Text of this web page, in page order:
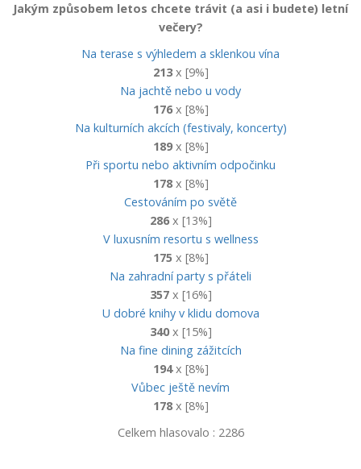
Jakým způsobem letos chcete trávit (a asi i budete) letní
večery?
Na terase s výhledem a sklenkou vína
213x [9%]
Na jachtě nebo u vody
176x [8%]
Na kulturních akcích (festivaly, koncerty)
189x [8%]
Při sportu nebo aktivním odpočinku
178x [8%]
Cestováním po světě
286x [13%]
V luxusním resortu s wellness
175 x [8%]
Na zahradní party s přáteli
357x [16%]
U dobré knihy v klidu domova
340x [15%]
Na fine dining zážitcích
194x [8%]
Vůbec ještě nevím
178x [8%]
Celkem hlasovalo : 2286